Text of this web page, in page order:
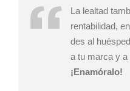
La lealtad
rentabilidad,
des al
a tu marca y a
¡Enamóralo!